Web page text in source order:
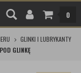
0
GLINKI I LUBRYKANTY
GLINKĘ